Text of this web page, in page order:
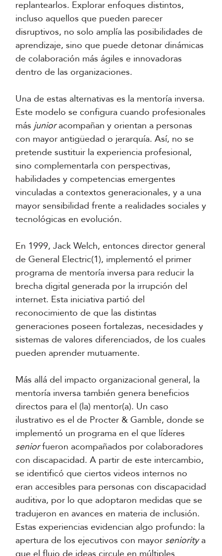
replantearlos. Explorar enfoques distintos,
incluso aquellos que pueden parecer
disruptivos, no solo amplía las posibilidades de
aprendizaje, sino que puede detonar dinámicas
de colaboración más ágiles e innovadoras
dentro de las organizaciones.
Una de estas alternativas es la mentoría inversa.
Este modelo se configura cuando profesionales
más junioracompañan y orientan a personas
con mayor antigüedad o jerarquía. Así, no se
pretende sustituir la experiencia profesional,
sino complementarla con perspectivas,
habilidades y competencias emergentes
vinculadas a contextos generacionales, y a una
mayor sensibilidad frente a realidades sociales y
tecnológicas en evolución.
En 1999, Jack Welch, entonces director general
de General Electric(1), implementó el primer
programa de mentoría inversa para reducir la
brecha digital generada por la irrupción del
internet. Esta iniciativa partió del
reconocimiento de que las distintas
generaciones poseen fortalezas, necesidades y
sistemas de valores diferenciados, de los cuales
pueden aprender mutuamente.
Más allá del impacto organizacional general, la
mentoría inversa también genera beneficios
directos para el (la) mentor(a). Un caso
ilustrativo es el de Procter & Gamble, donde se
implementó un programa en el que líderes
seniorfueron acompañados por colaboradores
con discapacidad. A partir de este intercambio,
se identificó que ciertos videos internos no
eran accesibles para personas con discapacidad
auditiva, por lo que adoptaron medidas que se
tradujeron en avances en materia de inclusión.
Estas experiencias evidencian algo profundo: la
apertura de los ejecutivos con mayor senioritya